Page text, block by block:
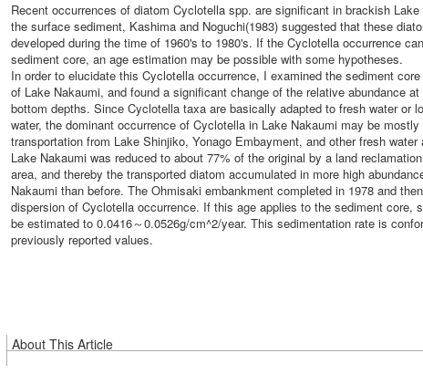
Recent occurrences of diatom Cyclotella spp. are significant in brackish
the surface sediment, Kashima and Noguchi(1983) suggested that these
developed during the time of 1960's to 1980's. If the Cyclotella occurrence
sediment core, an age estimation may be possible with some hypotheses.
In order to elucidate this Cyclotella occurrence, I examined the sediment
of Lake Nakaumi, and found a significant change of the relative abundance
bottom depths. Since Cyclotella taxa are basically adapted to fresh water or
water, the dominant occurrence of Cyclotella in Lake Nakaumi may be
transportation from Lake Shinjiko, Yonago Embayment, and other fresh
Lake Nakaumi was reduced to about 77% of the original by a land
area, and thereby the transported diatom accumulated in more high
Nakaumi than before. The Ohmisaki embankment completed in 1978 and
dispersion of Cyclotella occurrence. If this age applies to the sediment core,
be estimated to 0.0416～0.0526g/cm^2/year. This sedimentation rate is
previously reported values.
About This Article